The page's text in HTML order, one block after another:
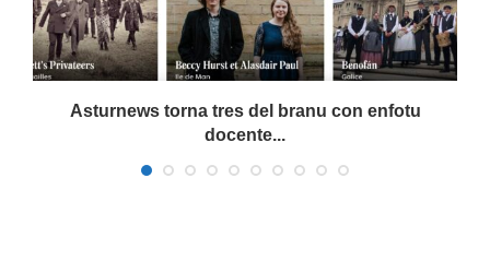
Asturnews torna tres del branu con enfotu
docente...